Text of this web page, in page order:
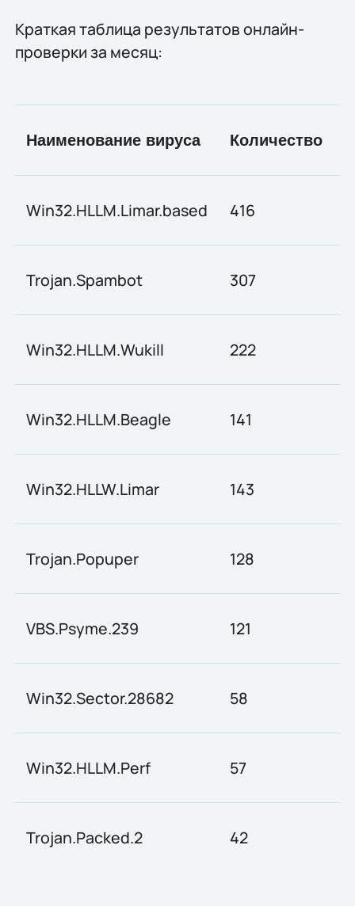
Краткая таблица результатов онлайн-
проверки за месяц:
Наименование вируса Количество
Win32.HLLM.Limar.based 416
Trojan.Spambot 307
Win32.HLLM.Wukill 222
Win32.HLLM.Beagle 141
Win32.HLLW.Limar 143
Trojan.Popuper 128
VBS.Psyme.239 121
Win32.Sector.28682 58
Win32.HLLM.Perf 57
Trojan.Packed.2 42